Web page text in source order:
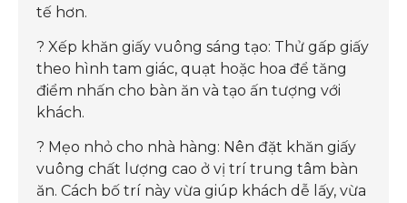
tế hơn.
? Xếp khăn giấy vuông sáng tạo: Thử gấp giấy
theo hình tam giác, quạt hoặc hoa để tăng
điểm nhấn cho bàn ăn và tạo ấn tượng với
khách.
? Mẹo nhỏ cho nhà hàng: Nên đặt khăn giấy
vuông chất lượng cao ở vị trí trung tâm bàn
ăn. Cách bố trí này vừa giúp khách dễ lấy, vừa